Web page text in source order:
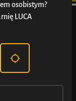
osobistym?
LUCA